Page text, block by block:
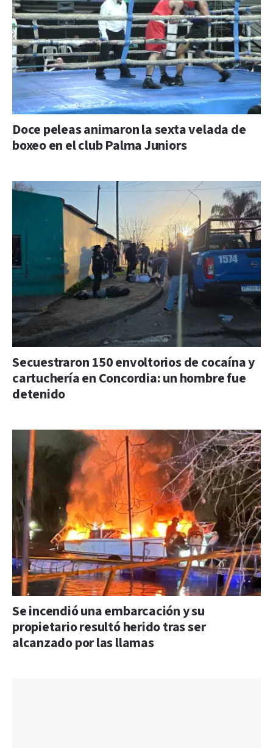
Doce peleas animaron la sexta velada de
boxeo en el club Palma Juniors
Secuestraron 150 envoltorios de cocaína y
cartuchería en Concordia: un hombre fue
detenido
Se incendió una embarcación y su
propietario resultó herido tras ser
alcanzado por las llamas